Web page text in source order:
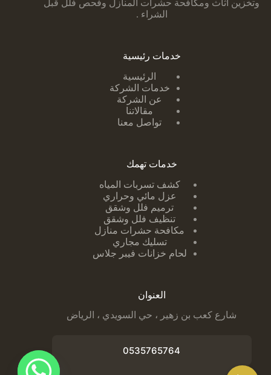
وتخزين اثاث ومكافحة حشرات المنازل وفحص فلل قبل
الشراء .
خدمات رئيسية
الرئيسية
خدمات الشركة
عن الشركة
مقالاتنا
تواصل معنا
خدمات تهمك
كشف تسربات ا لمياه
عزل مائي وحراري
ترميم فلل وشقق
تنظيف فلل وشقق
مكافحة حشرات منازل
تسليك مجاري
لحام خزانات فيبر جلاس
العنوان
شارع كعب بن زهير ، حي السويدي ، الرياض
0535765764